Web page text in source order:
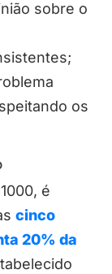
sobre o
os
é
cinco
20% da